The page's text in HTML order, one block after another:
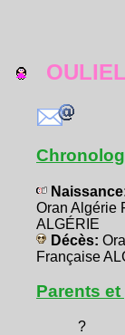
Oran Algérie
ALGÉRIE
Décès:
Française
Parents
?